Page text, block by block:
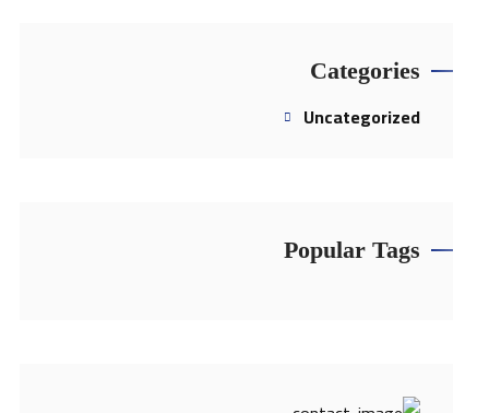
Categories
Uncategorized
Popular Tags